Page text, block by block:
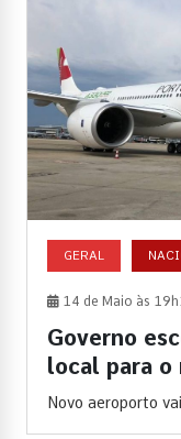
GERAL
14 de Maio às
Governo
local para o
Novo aeroporto